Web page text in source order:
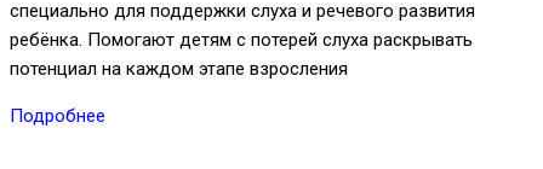
специально для поддержки слуха и речевого развития
ребёнка. Помогают детям с потерей слуха раскрывать
потенциал на каждом этапе взросления
Подробнее